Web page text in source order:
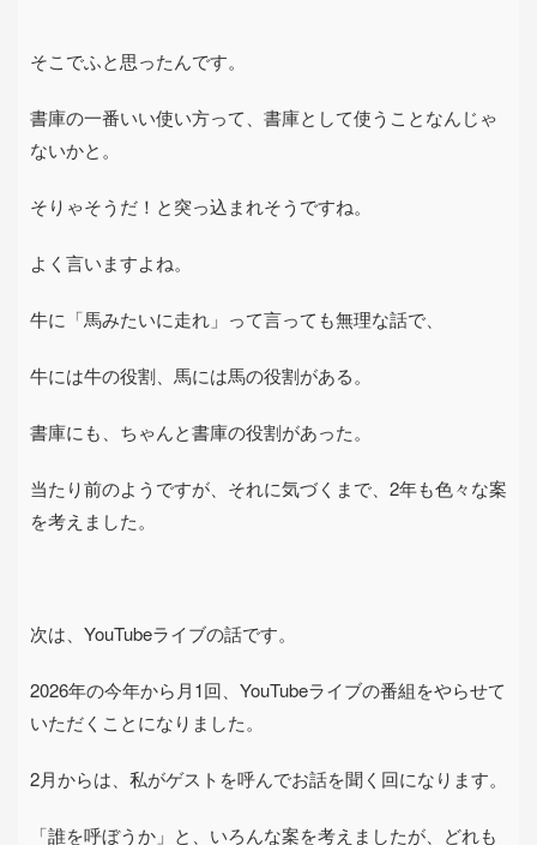
そこでふと思ったんです。
書庫の一番いい使い方って、書庫として使うことなんじゃ
ないかと。
そりゃそうだ！と突っ込まれそうですね。
よく言いますよね。
牛に「馬みたいに走れ」って言っても無理な話で、
牛には牛の役割、馬には馬の役割がある。
書庫にも、ちゃんと書庫の役割があった。
当たり前のようですが、それに気づくまで、 2年も色々な案
を考えました。
次は、 YouTubeライブの話です。
2026年の今年から月1回、 YouTubeライブの番組をやらせて
いただくことになりました。
2月からは、私がゲストを呼んでお話を聞く回になります。
「誰を呼ぼうか」と、いろんな案を考えましたが、どれも